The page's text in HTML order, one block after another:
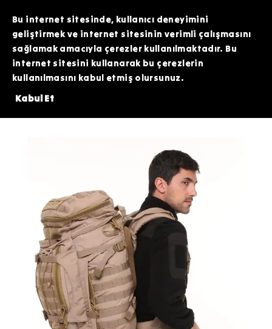
HATTIMIZDAN BİZİMLE İLETİŞİME GEÇEBİLİRSİNİZ. SİZE EN İYİ FIRSATLARI
SUNMAK İÇİN BURADAYIZ!
Bu internet sitesinde, kullanıcı deneyimini
geliştirmek ve internet sitesinin verimli çalışmasını
sağlamak amacıyla çerezler kullanılmaktadır. Bu
internet sitesini kullanarak bu çerezlerin
kullanılmasını kabul etmiş olursunuz.
Kabul Et
200 TL DEĞERİNDEKİ ARDİTİ TACTİCAL SİLİKON PATCH HEDİYE!⚠️